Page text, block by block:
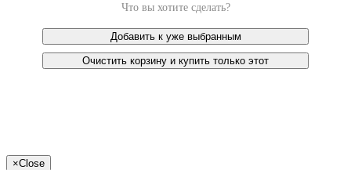
Что вы хотите сделать?
Добавить к уже выбранным
Очистить корзину и купить только этот
×Close